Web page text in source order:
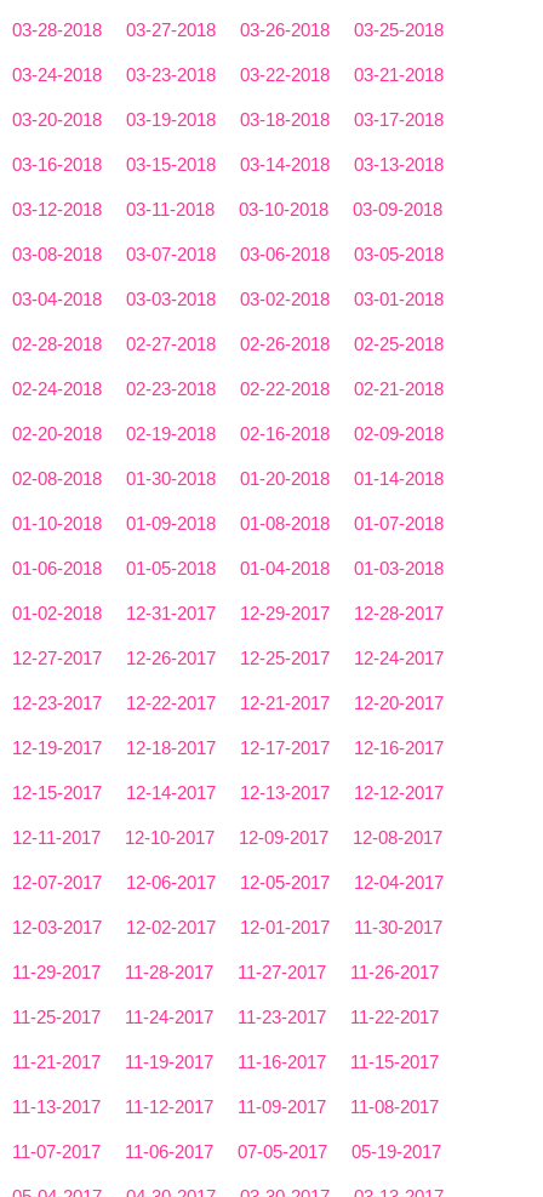
03-28-2018 03-27-2018 03-26-2018 03-25-2018
03-24-2018 03-23-2018 03-22-2018 03-21-2018
03-20-2018 03-19-2018 03-18-2018 03-17-2018
03-16-2018 03-15-2018 03-14-2018 03-13-2018
03-12-2018 03-11-2018 03-10-2018 03-09-2018
03-08-2018 03-07-2018 03-06-2018 03-05-2018
03-04-2018 03-03-2018 03-02-2018 03-01-2018
02-28-2018 02-27-2018 02-26-2018 02-25-2018
02-24-2018 02-23-2018 02-22-2018 02-21-2018
02-20-2018 02-19-2018 02-16-2018 02-09-2018
02-08-2018 01-30-2018 01-20-2018 01-14-2018
01-10-2018 01-09-2018 01-08-2018 01-07-2018
01-06-2018 01-05-2018 01-04-2018 01-03-2018
01-02-2018 12-31-2017 12-29-2017 12-28-2017
12-27-2017 12-26-2017 12-25-2017 12-24-2017
12-23-2017 12-22-2017 12-21-2017 12-20-2017
12-19-2017 12-18-2017 12-17-2017 12-16-2017
12-15-2017 12-14-2017 12-13-2017 12-12-2017
12-11-2017 12-10-2017 12-09-2017 12-08-2017
12-07-2017 12-06-2017 12-05-2017 12-04-2017
12-03-2017 12-02-2017 12-01-2017 11-30-2017
11-29-2017 11-28-2017 11-27-2017 11-26-2017
11-25-2017 11-24-2017 11-23-2017 11-22-2017
11-21-2017 11-19-2017 11-16-2017 11-15-2017
11-13-2017 11-12-2017 11-09-2017 11-08-2017
11-07-2017 11-06-2017 07-05-2017 05-19-2017